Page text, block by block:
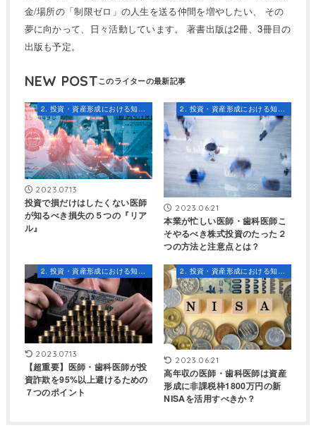
金/場所の「制限ゼロ」の人生を送る仲間を増やしたい、 その
夢に向かって、日々活動しています。 著書出版は2冊、3冊目の
出版も予定。
NEW POST
2. 投資・資産形成における知識とスキル
2023.07.13
投資で損だけはしたくない医師
が知るべき損失の５つの『リア
ル』
2. 投資・資産形成における知識とスキル
2023.06.21
本業が忙しい医師・歯科医師こ
そやるべき株式投資のたった２
つの方法と注意点とは？
2. 投資・資産形成における知識とスキル
2023.07.13
【超重要】医師・歯科医師が投
資詐欺を95%以上避けるための
７つのポイント
2. 投資・資産形成における知識とスキル
2023.06.21
高年収の医師・歯科医師は資産
形成に非課税枠1800万円の新
NISAを活用すべきか？